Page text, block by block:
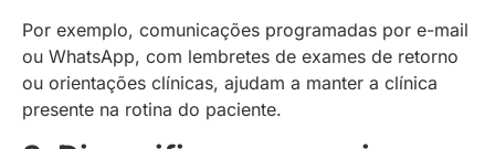
Por exemplo, comunicações programadas por e-mail
ou WhatsApp, com lembretes de exames de retorno
ou orientações clínicas, ajudam a manter a clínica
presente na rotina do paciente.